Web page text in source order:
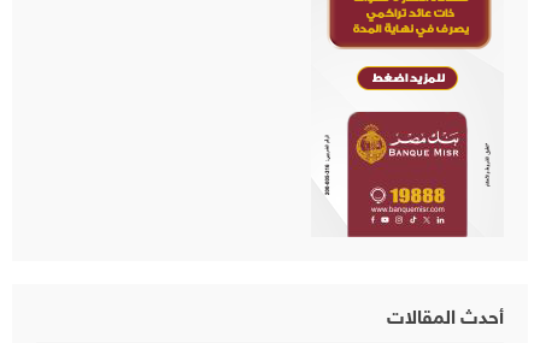
أحدث المقالات